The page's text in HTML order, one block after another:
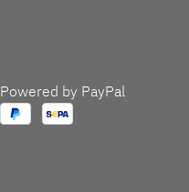
Powered by PayPal